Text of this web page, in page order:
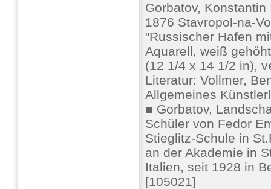
Gorbatov, Konstantin
1876 Stavropol-na-
"Russischer Hafen
Aquarell, weiß
(12 1/4 x 14 1/2 in),
Literatur: Vollmer,
Allgemeines
■ Gorbatov,
Schüler von Fedor
Stieglitz-Schule in
an der Akademie in
Italien, seit 1928 in
[105021]